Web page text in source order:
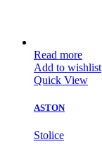
Read more
Add to wishlist
Quick View
ASTON
Stolice